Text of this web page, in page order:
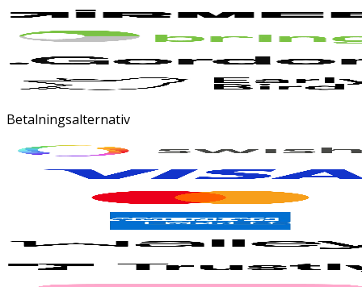
Betalningsalternativ